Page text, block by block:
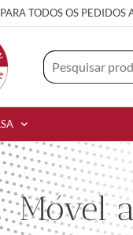
PARA TODOS OS
Móvel